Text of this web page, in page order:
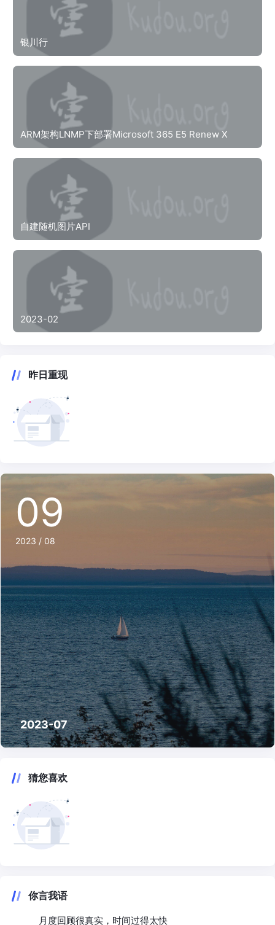
银川行
ARM架构LNMP下部署Microsoft 365 E5 Renew X
自建随机图片API
2023-02
昨日重现
2023-07
09
2023 / 08
猜您喜欢
你言我语
月度回顾很真实，时间过得太快